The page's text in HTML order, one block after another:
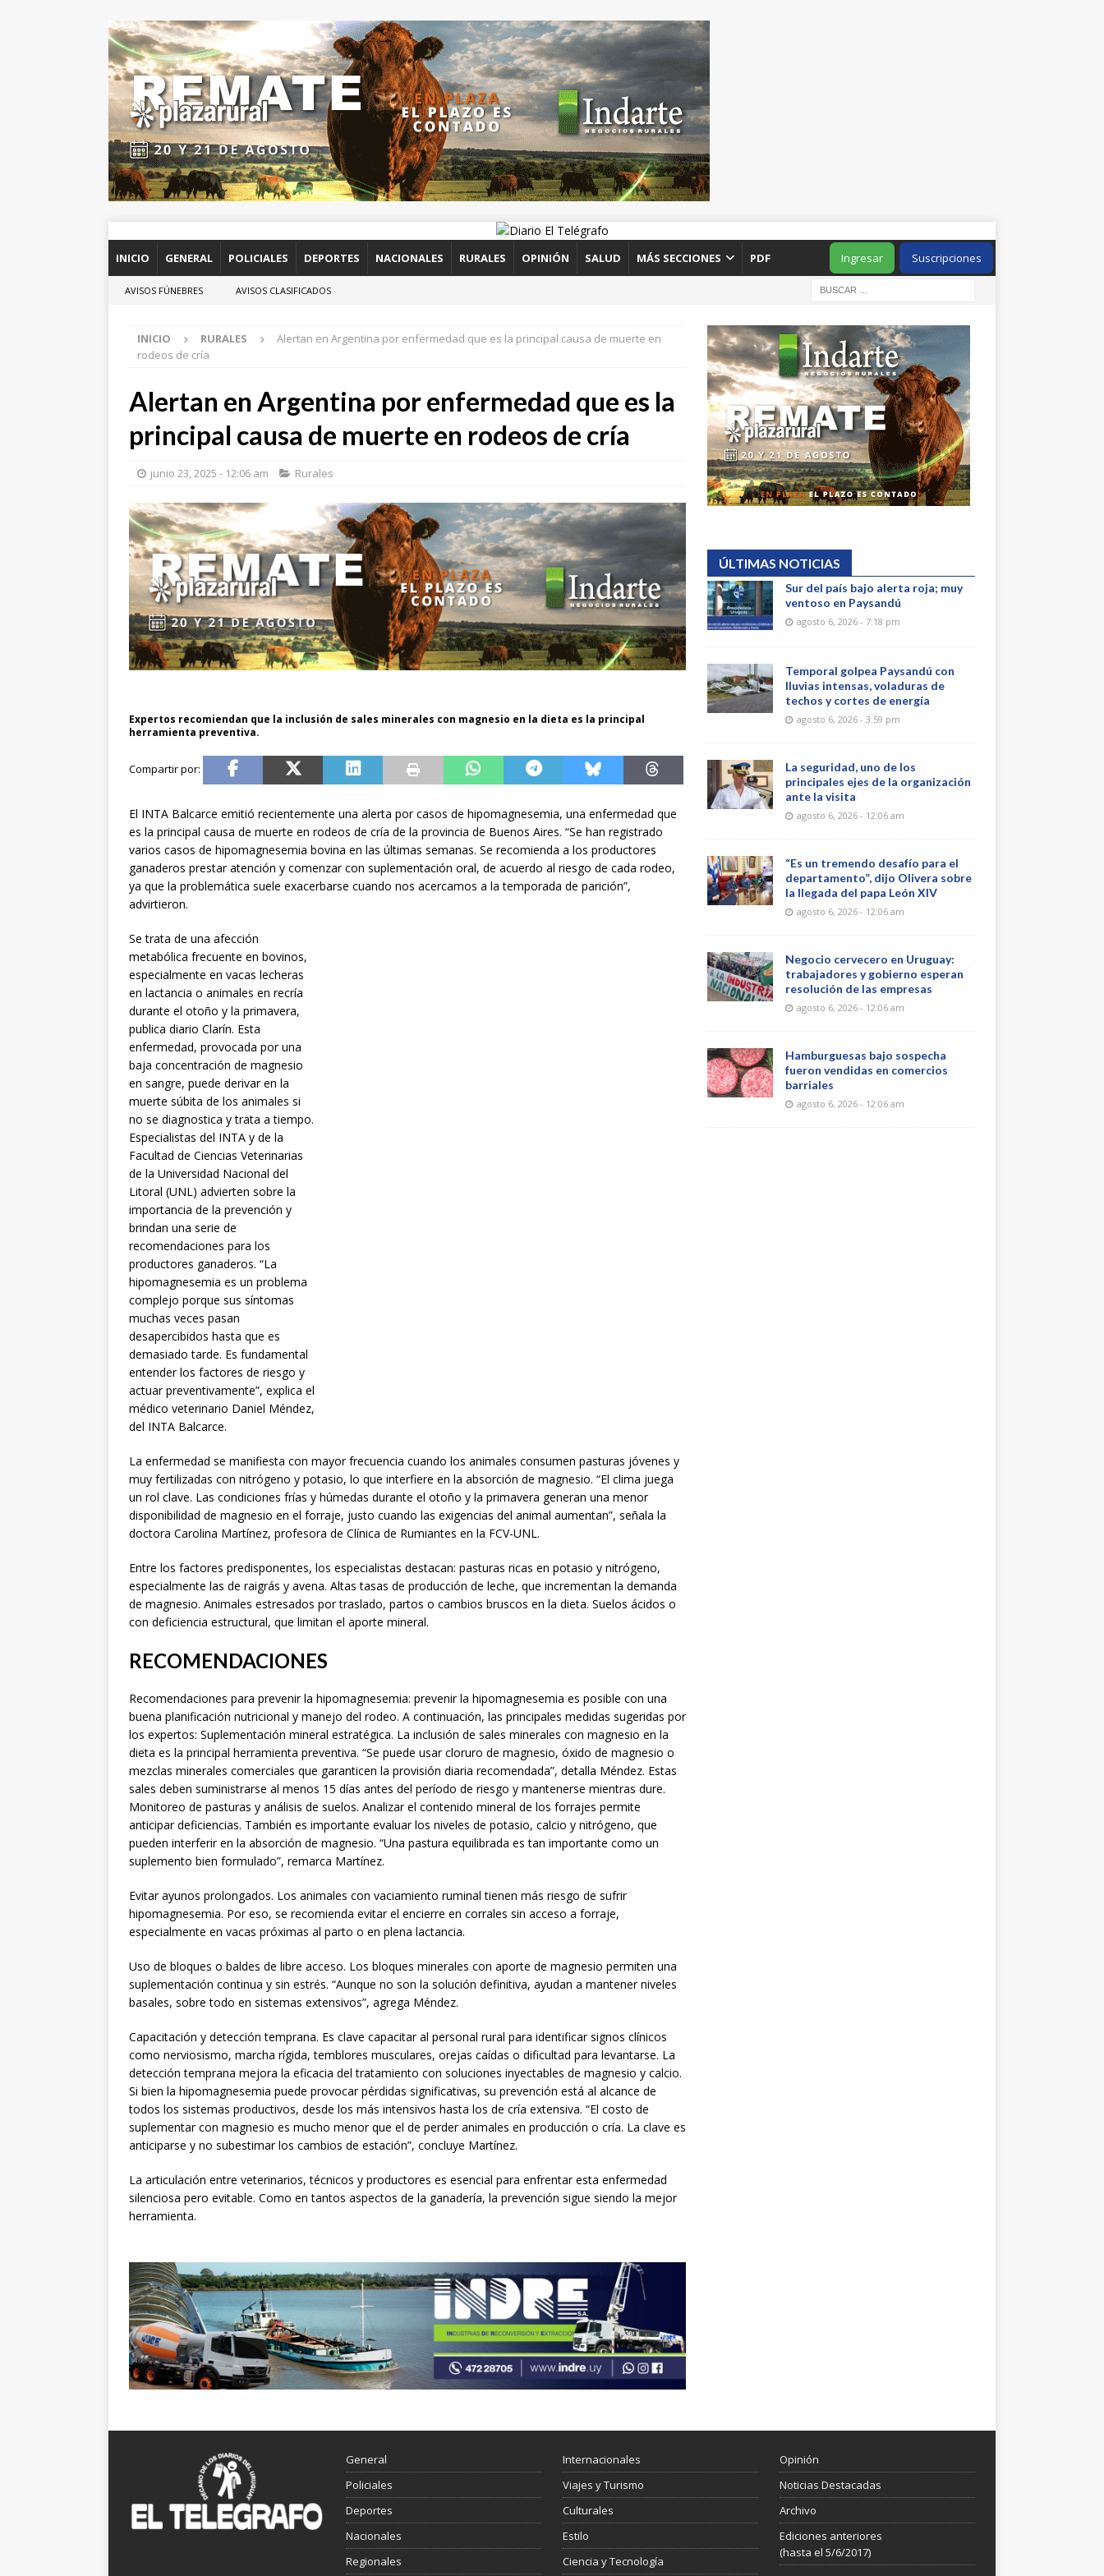
INICIO GENERAL POLICIALES DEPORTES NACIONALES RURALES OPINIÓN SALUD MÁS SECCIONES PDF Suscripciones
Ingresar
AVISOS FÚNEBRES AVISOS CLASIFICADOS
INICIO RURALES
Alertan en Argentina por enfermedad que es la principal causa de muerte en
rodeos de cría
Alertan en Argentina por enfermedad que es la
principal causa de muerte en rodeos de cría
junio 23, 2025 - 12:06 am Rurales
Expertos recomiendan que la inclusión de sales minerales con magnesio en la dieta es la principal
herramienta preventiva.
El INTA Balcarce emitió recientemente una alerta por casos de hipomagnesemia, una enfermedad que
es la principal causa de muerte en rodeos de cría de la provincia de Buenos Aires. “Se han registrado
varios casos de hipomagnesemia bovina en las últimas semanas. Se recomienda a los productores
ganaderos prestar atención y comenzar con suplementación oral, de acuerdo al riesgo de cada rodeo,
ya que la problemática suele exacerbarse cuando nos acercamos a la temporada de parición”,
advirtieron.
Se trata de una afección
metabólica frecuente en bovinos,
especialmente en vacas lecheras
en lactancia o animales en recría
durante el otoño y la primavera,
publica diario Clarín. Esta
enfermedad, provocada por una
baja concentración de magnesio
en sangre, puede derivar en la
muerte súbita de los animales si
no se diagnostica y trata a tiempo.
Especialistas del INTA y de la
Facultad de Ciencias Veterinarias
de la Universidad Nacional del
Litoral (UNL) advierten sobre la
importancia de la prevención y
brindan una serie de
recomendaciones para los
productores ganaderos. “La
hipomagnesemia es un problema
complejo porque sus síntomas
muchas veces pasan
desapercibidos hasta que es
demasiado tarde. Es fundamental
entender los factores de riesgo y
actuar preventivamente”, explica el
médico veterinario Daniel Méndez,
del INTA Balcarce.
La enfermedad se manifiesta con mayor frecuencia cuando los animales consumen pasturas jóvenes y
muy fertilizadas con nitrógeno y potasio, lo que interfiere en la absorción de magnesio. “El clima juega
un rol clave. Las condiciones frías y húmedas durante el otoño y la primavera generan una menor
disponibilidad de magnesio en el forraje, justo cuando las exigencias del animal aumentan”, señala la
doctora Carolina Martínez, profesora de Clínica de Rumiantes en la FCV-UNL.
Entre los factores predisponentes, los especialistas destacan: pasturas ricas en potasio y nitrógeno,
especialmente las de raigrás y avena. Altas tasas de producción de leche, que incrementan la demanda
de magnesio. Animales estresados por traslado, partos o cambios bruscos en la dieta. Suelos ácidos o
con deficiencia estructural, que limitan el aporte mineral.
RECOMENDACIONES
Recomendaciones para prevenir la hipomagnesemia: prevenir la hipomagnesemia es posible con una
buena planificación nutricional y manejo del rodeo. A continuación, las principales medidas sugeridas por
los expertos: Suplementación mineral estratégica. La inclusión de sales minerales con magnesio en la
dieta es la principal herramienta preventiva. “Se puede usar cloruro de magnesio, óxido de magnesio o
mezclas minerales comerciales que garanticen la provisión diaria recomendada”, detalla Méndez. Estas
sales deben suministrarse al menos 15 días antes del período de riesgo y mantenerse mientras dure.
Monitoreo de pasturas y análisis de suelos. Analizar el contenido mineral de los forrajes permite
anticipar deficiencias. También es importante evaluar los niveles de potasio, calcio y nitrógeno, que
pueden interferir en la absorción de magnesio. “Una pastura equilibrada es tan importante como un
suplemento bien formulado”, remarca Martínez.
Evitar ayunos prolongados. Los animales con vaciamiento ruminal tienen más riesgo de sufrir
hipomagnesemia. Por eso, se recomienda evitar el encierre en corrales sin acceso a forraje,
especialmente en vacas próximas al parto o en plena lactancia.
Uso de bloques o baldes de libre acceso. Los bloques minerales con aporte de magnesio permiten una
suplementación continua y sin estrés. “Aunque no son la solución definitiva, ayudan a mantener niveles
basales, sobre todo en sistemas extensivos”, agrega Méndez.
Capacitación y detección temprana. Es clave capacitar al personal rural para identificar signos clínicos
como nerviosismo, marcha rígida, temblores musculares, orejas caídas o dificultad para levantarse. La
detección temprana mejora la eficacia del tratamiento con soluciones inyectables de magnesio y calcio.
Si bien la hipomagnesemia puede provocar pérdidas significativas, su prevención está al alcance de
todos los sistemas productivos, desde los más intensivos hasta los de cría extensiva. “El costo de
suplementar con magnesio es mucho menor que el de perder animales en producción o cría. La clave es
anticiparse y no subestimar los cambios de estación”, concluye Martínez.
La articulación entre veterinarios, técnicos y productores es esencial para enfrentar esta enfermedad
silenciosa pero evitable. Como en tantos aspectos de la ganadería, la prevención sigue siendo la mejor
herramienta.
ÚLTIMAS NOTICIAS
Sur del país bajo alerta roja; muy
ventoso en Paysandú
agosto 6, 2026 - 7:18 pm
Temporal golpea Paysandú con
lluvias intensas, voladuras de
techos y cortes de energía
agosto 6, 2026 - 3:59 pm
La seguridad, uno de los
principales ejes de la organización
ante la visita
agosto 6, 2026 - 12:06 am
“Es un tremendo desafío para el
departamento”, dijo Olivera sobre
la llegada del papa León XIV
agosto 6, 2026 - 12:06 am
Negocio cervecero en Uruguay:
trabajadores y gobierno esperan
resolución de las empresas
agosto 6, 2026 - 12:06 am
Hamburguesas bajo sospecha
fueron vendidas en comercios
barriales
agosto 6, 2026 - 12:06 am
General
Policiales
Deportes
Nacionales
Regionales
Internacionales
Viajes y Turismo
Culturales
Estilo
Ciencia y Tecnología
Opinión
Noticias Destacadas
Archivo
Ediciones anteriores
(hasta el 5/6/2017)